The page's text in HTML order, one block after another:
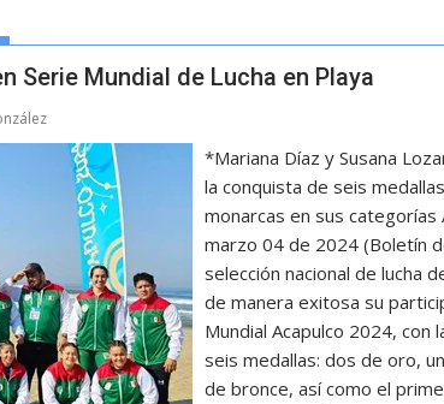
Serie Mundial de Lucha en Playa
*Mariana Díaz y Susana
la conquista de seis
monarcas en sus categorías
marzo 04 de 2024 (Boletín
selección nacional de lucha
de manera exitosa su
Mundial Acapulco 2024, con
seis medallas: dos de oro,
de bronce, así como el